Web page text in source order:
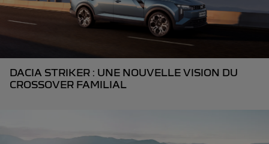
DACIA STRIKER : UNE NOUVELLE VISION DU
CROSSOVER FAMILIAL